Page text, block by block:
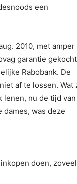
een
2010, met amper
garantie
Rabobank. De
af te lossen. Wat
lenen, nu de tijd van
dames, was deze
doen, zoveel